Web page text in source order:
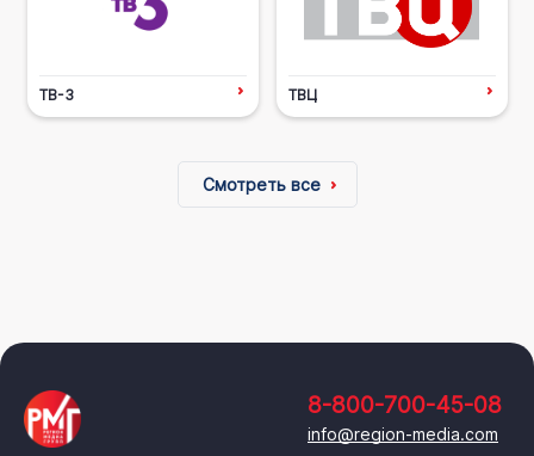
ТВ-3 ТВЦ
Смотреть все
8-800-700-45-08
info@region-media.com